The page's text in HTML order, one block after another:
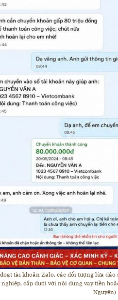
tài khoản Zalo, các đối tượng lừa
nghiệp, cấp dưới với nội dung vay tiền
Nguyên)